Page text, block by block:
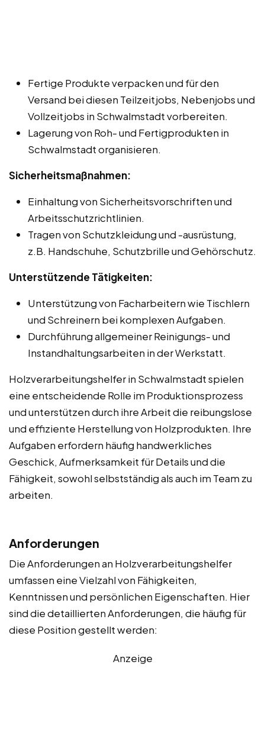
Fertige Produkte verpacken und für den
Versand bei diesen Teilzeitjobs, Nebenjobs und
Vollzeitjobs in Schwalmstadt vorbereiten.
Lagerung von Roh- und Fertigprodukten in
Schwalmstadt organisieren.
Sicherheitsmaßnahmen:
Einhaltung von Sicherheitsvorschriften und
Arbeitsschutzrichtlinien.
Tragen von Schutzkleidung und -ausrüstung,
z.B. Handschuhe, Schutzbrille und Gehörschutz.
Unterstützende Tätigkeiten:
Unterstützung von Facharbeitern wie Tischlern
und Schreinern bei komplexen Aufgaben.
Durchführung allgemeiner Reinigungs- und
Instandhaltungsarbeiten in der Werkstatt.
Holzverarbeitungshelfer in Schwalmstadt spielen
eine entscheidende Rolle im Produktionsprozess
und unterstützen durch ihre Arbeit die reibungslose
und effiziente Herstellung von Holzprodukten. Ihre
Aufgaben erfordern häufig handwerkliches
Geschick, Aufmerksamkeit für Details und die
Fähigkeit, sowohl selbstständig als auch im Team zu
arbeiten.
Anforderungen
Die Anforderungen an Holzverarbeitungshelfer
umfassen eine Vielzahl von Fähigkeiten,
Kenntnissen und persönlichen Eigenschaften. Hier
sind die detaillierten Anforderungen, die häufig für
diese Position gestellt werden:
Anzeige